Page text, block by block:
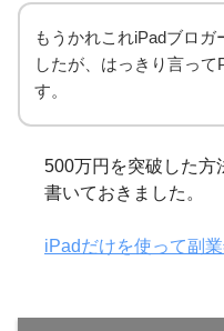
もうかれこれiPadブロガ
したが、はっきり言っ
す。
500万円を突破した方
書いておきました。
iPadだけを使って副